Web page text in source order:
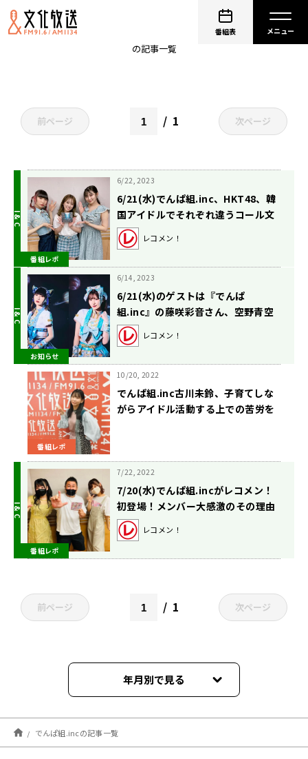
番組表
の記事一覧
前ページ 1 次ページ
番組レポ
6/22, 2023
6/21(水)でんぱ組.inc、HKT48、韓
国アイドルでそれぞれ違うコール文
化とは？【矢吹奈子のレコメン！】
レコメン！
お知らせ
6/14, 2023
6/21(水)のゲストは『でんぱ
組.inc』の藤咲彩音さん、空野青空
さん！【矢吹奈子のレコメン！】
レコメン！
番組レポ
10/20, 2022
でんぱ組.inc古川未鈴、子育てしな
がらアイドル活動する上での苦労を
番組レポ
7/22, 2022
7/20(水)でんぱ組.incがレコメン！
初登場！メンバー大感激のその理由
は？
レコメン！
前ページ 1 次ページ
年月別で見る
2023年06月
2022年10月
でんぱ組.incの記事一覧